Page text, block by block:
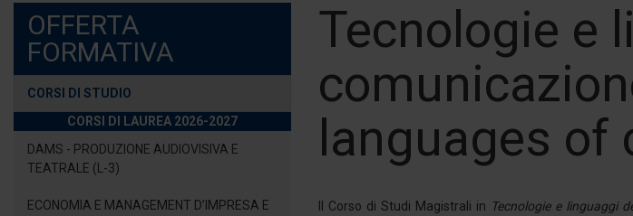
OFFERTA
FORMATIVA
CORSI DI STUDIO
CORSI DI LAUREA 2026-2027
DAMS - PRODUZIONE AUDIOVISIVA E
TEATRALE (L-3)
ECONOMIA E MANAGEMENT D’IMPRESA E
Tecnologie e
languages
Il Corso di Studi Magistrali in Tecnologie e linguaggi